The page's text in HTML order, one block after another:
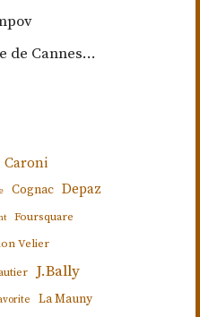
de Cannes…
Caroni
Cognac Depaz
Foursquare
Velier
J.Bally
La Mauny